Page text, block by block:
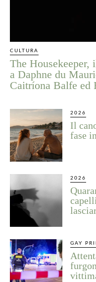
CULTURA
The Housekeeper,
a Daphne du
Caitríona Balfe ed
2026
Il
fase
2026
GAY